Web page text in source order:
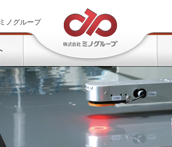
ノグループ
サポート